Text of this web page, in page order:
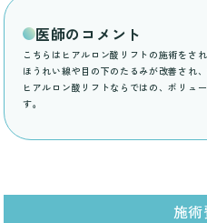
医師のコメント
こちらはヒアルロン酸リフトの施術をさ
ほうれい線や目の下のたるみが改善され
ヒアルロン酸リフトならではの、ボリュ
す。
施